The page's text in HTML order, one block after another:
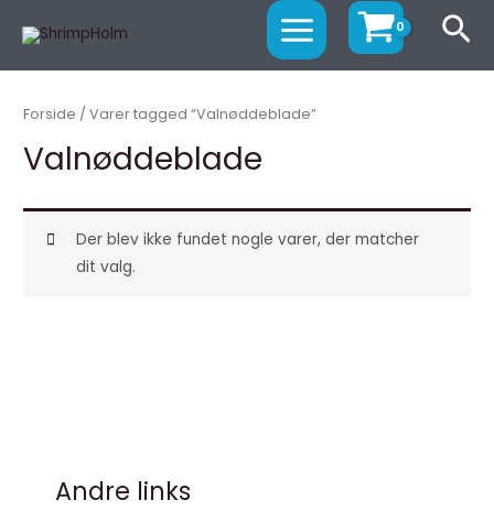
indholdet
MAIN
MENU
Forside / Varer tagged “Valnøddeblade”
Valnøddeblade
Der blev ikke fundet nogle varer, der matcher
dit valg.
Andre links